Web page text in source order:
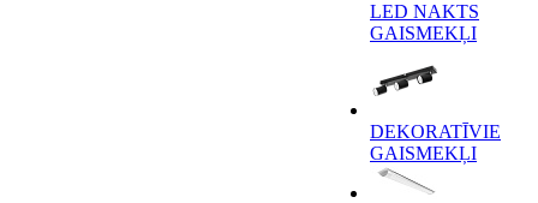
LED NAKTS
GAISMEKĻI
DEKORATĪVIE
GAISMEKĻI